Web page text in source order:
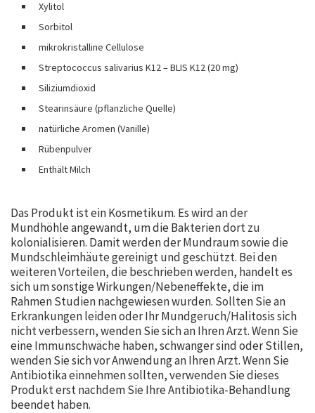
Xylitol
Sorbitol
mikrokristalline Cellulose
Streptococcus salivarius K12 – BLIS K12 (20 mg)
Siliziumdioxid
Stearinsäure (pflanzliche Quelle)
natürliche Aromen (Vanille)
Rübenpulver
Enthält Milch
Das Produkt ist ein Kosmetikum. Es wird an der
Mundhöhle angewandt, um die Bakterien dort zu
kolonialisieren. Damit werden der Mundraum sowie die
Mundschleimhäute gereinigt und geschützt. Bei den
weiteren Vorteilen, die beschrieben werden, handelt es
sich um sonstige Wirkungen/Nebeneffekte, die im
Rahmen Studien nachgewiesen wurden. Sollten Sie an
Erkrankungen leiden oder Ihr Mundgeruch/Halitosis sich
nicht verbessern, wenden Sie sich an Ihren Arzt. Wenn Sie
eine Immunschwäche haben, schwanger sind oder Stillen,
wenden Sie sich vor Anwendung an Ihren Arzt. Wenn Sie
Antibiotika einnehmen sollten, verwenden Sie dieses
Produkt erst nachdem Sie Ihre Antibiotika-Behandlung
beendet haben.